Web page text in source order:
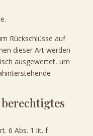
Rückschlüsse auf
dieser Art werden
ausgewertet, um
6 Abs. 1 lit. f